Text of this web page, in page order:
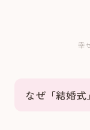
幸
なぜ「結婚